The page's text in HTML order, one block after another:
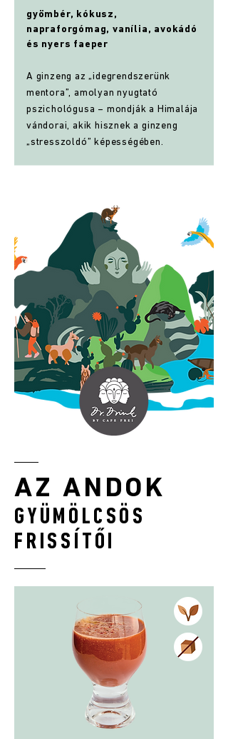
gyömbér, kókusz,
napraforgómag, vanília, avokádó
és nyers faeper
A ginzeng az „idegrendszerünk
mentora”, amolyan nyugtató
pszichológusa – mondják a Himalája
vándorai, akik hisznek a ginzeng
„stresszoldó” képességében.
AZ ANDOK
GYÜMÖLCSÖS
FRISSÍTŐI